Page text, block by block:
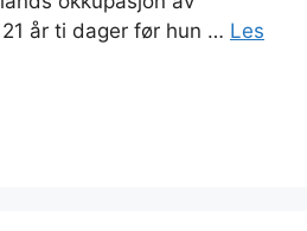
år ti dager før hun … Les